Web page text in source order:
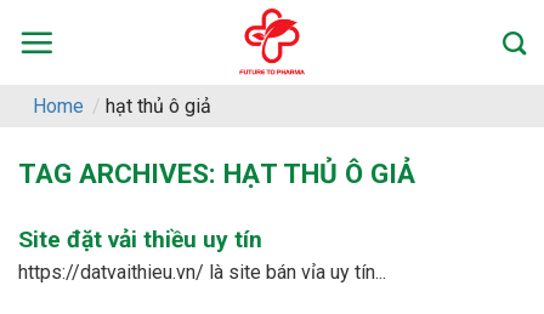
Home / hạt thủ ô giả
TAG ARCHIVES: HẠT THỦ Ô GIẢ
Site đặt vải thiều uy tín
https://datvaithieu.vn/ là site bán vỉa uy tín...